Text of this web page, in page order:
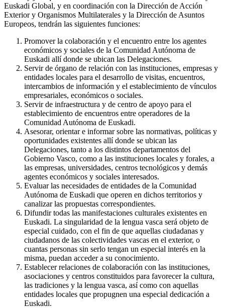
Euskadi Global, y en coordinación con la Dirección de Acción
Exterior y Organismos Multilaterales y la Dirección de Asuntos
Europeos, tendrán las siguientes funciones:
Promover la colaboración y el encuentro entre los agentes
económicos y sociales de la Comunidad Autónoma de
Euskadi allí donde se ubican las Delegaciones.
Servir de órgano de relación con las instituciones, empresas y
entidades locales para el desarrollo de visitas, encuentros,
intercambios de información y el establecimiento de vínculos
empresariales, económicos o sociales.
Servir de infraestructura y de centro de apoyo para el
establecimiento de encuentros entre operadores de la
Comunidad Autónoma de Euskadi.
Asesorar, orientar e informar sobre las normativas, políticas y
oportunidades existentes allí donde se ubican las
Delegaciones, tanto a los distintos departamentos del
Gobierno Vasco, como a las instituciones locales y forales, a
las empresas, universidades, centros tecnológicos y demás
agentes económicos y sociales interesados.
Evaluar las necesidades de entidades de la Comunidad
Autónoma de Euskadi que operen en dichos territorios y
canalizar las propuestas correspondientes.
Difundir todas las manifestaciones culturales existentes en
Euskadi. La singularidad de la lengua vasca será objeto de
especial cuidado, con el fin de que aquellas ciudadanas y
ciudadanos de las colectividades vascas en el exterior, o
cuantas personas sin serlo tengan un especial interés en la
misma, puedan acceder a su conocimiento.
Establecer relaciones de colaboración con las instituciones,
asociaciones y centros constituidos para favorecer la cultura,
las tradiciones y la lengua vasca, así como con aquellas
entidades locales que propugnen una especial dedicación a
Euskadi.